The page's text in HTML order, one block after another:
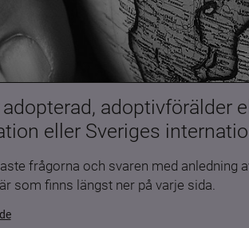
adoptivförälder
eller Sveriges
frågorna och svaren med anledning
som finns längst ner på varje sida.